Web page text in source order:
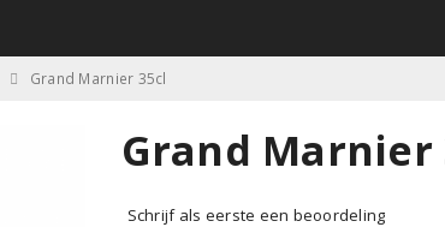
Grand Marnier 35cl
Grand Marnier
Schrijf als eerste een beoordeling